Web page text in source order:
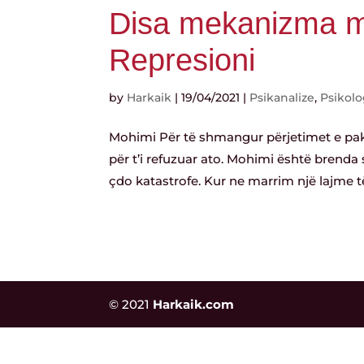
Disa mekanizma
Represioni
by Harkaik |19/04/2021 | Psikanalize,
Mohimi Për të shmangur përjetimet e
për t’i refuzuar ato. Mohimi është
çdo katastrofe. Kur ne marrim një lajme
© 2021 Harkaik.com